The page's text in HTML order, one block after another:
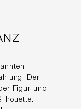
Der
Figur und